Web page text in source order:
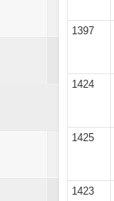
1397
1424
1425
1423